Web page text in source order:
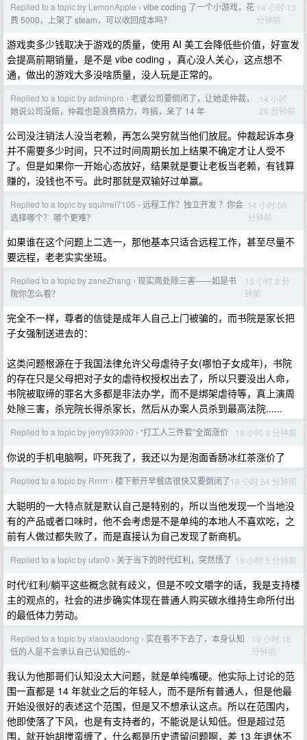
Replied to a topic by LemonApple › vibe coding 了一个小游戏，花
费 5000，上架了 steam，可以收回成本吗？
14 小时 13
分钟前
游戏卖多少钱取决于游戏的质量，使用 AI 美工会降低些价值，好宣发
会提高前期销量，是不是 vibe coding ，真心没人关心，这点想不
通，做出的游戏大多没啥质量，没人玩是正常的。
Replied to a topic by adminpro › 老婆公司要倒闭了，让她走仲裁，
她说公司没赔，仲裁也是浪费精力，咋搞，呆了 14 年
14 小时
26 分钟前
公司没注销法人没当老赖，再怎么哭穷就当他们放屁。仲裁起诉本身
并不需要多少时间，只不过时间周期长加上结果不确定才让人受不
了。但是如果你一开始心态放好，结果就是要让老板当老赖，有钱算
赚的，没钱也不亏。此时那就是双输好过单赢。
Replied to a topic by squirrel7105 › 远程工作？独立开发 ？你会
选择哪个？ 哪个更难？
14 小时 56
分钟前
如果谁在这个问题上二选一，那他基本只适合远程工作，甚至尽量不
要远程，老老实实坐班。
Replied to a topic by zaneZhang › 现实周处除三害——如是书
院你怎么看？
15 小时 2 分
钟前
完全不一样，尊者的信徒是成年人自己上门被骗的，而书院是家长把
子女强制送进去的：
这类问题根源在于我国法律允许父母虐待子女(哪怕子女成年)，书院
的存在只是父母把对子女的虐待权授权出去了，所以只要没出人命，
书院被取缔的罪名大多都是非法办学，而不是绑架虐待等，真上演周
处除三害，杀完院长得杀家长，然后从办案人员杀到最高法院......
Replied to a topic by jerry933900 › “打工人三件套”全面涨价 18 小时 3 分钟前
你说的手机电脑啊，吓死我了，我还以为是泡面香肠冰红茶涨价了
Replied to a topic by Rrrrrr › 楼下新开早餐店很快又要倒闭了18 小时 54 分钟前
大聪明的一大特点就是默认自己是特别的，所以当他发现一个当地没
有的产品或者口味时，他不会考虑是不是单纯的本地人不喜欢吃，之
前有人做过都失败了，而是直接认为自己发现了新商机。
Replied to a topic by ufan0 › 关于当下的时代红利，突然悟了 19 小时 5 分钟前
时代/红利/躺平这些概念就有歧义，但是不咬文嚼字的话，我是支持楼
主的观点的，社会的进步确实体现在普通人购买碳水维持生命所付出
的最低体力劳动。
Replied to a topic by xiaoxiaodong › 实在看不下去了，本身认知
低的人是不会承认自己认知低的~
19 小时 18
分钟前
我认为他那哥们认知没太大问题，就是单纯嘴硬。他实际上讨论的范
围一直都是 14 年就业之后的年轻人，而不是所有普通人，但是他最
开始没很好的表述这个范围，但是又不想承认这点。所以在范围内，
他即使落了下风，也是有支持者的，不能说是认知低。但是超过范
围，就开始胡搅蛮缠了，什么都是历史遗留问题啊，差 13 年退休不